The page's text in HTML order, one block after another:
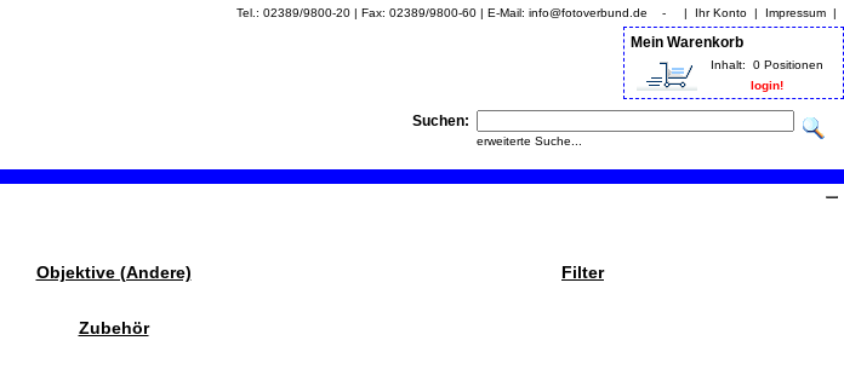
Tel.: 02389/9800-20 | Fax: 02389/9800-60 | E-Mail: info@fotoverbund.de - | Ihr Konto | Impressum |
Mein Warenkorb
Inhalt:
0 Positionen
login!
Suchen:
erweiterte Suche...
Objektive (Andere) Filter
Zubehör